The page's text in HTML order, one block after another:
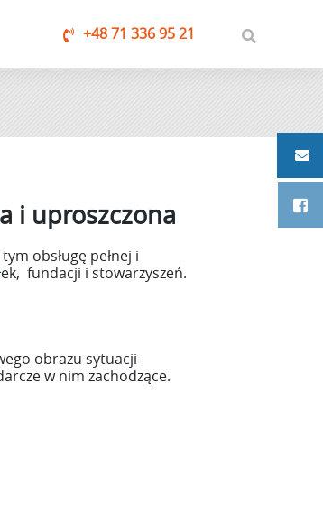
+48 71 336 95 21
i uproszczona
obsługę pełnej i
fundacji i stowarzyszeń.
obrazu sytuacji
w nim zachodzące.